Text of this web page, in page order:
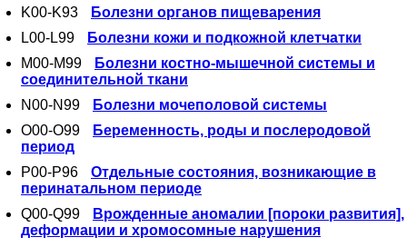
K00-K93
Болезни органов пищеварения
L00-L99
Болезни кожи и подкожной клетчатки
M00-M99
Болезни костно-мышечной системы и
соединительной ткани
N00-N99
Болезни мочеполовой системы
O00-O99
Беременность, роды и послеродовой
период
P00-P96
Отдельные состояния, возникающие в
перинатальном периоде
Q00-Q99
Врожденные аномалии [пороки развития],
деформации и хромосомные нарушения